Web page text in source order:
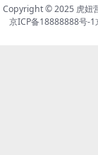
Copyright © 2025 虎妞
京ICP备18888888号-1